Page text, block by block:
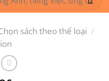
sách theo thể loại /